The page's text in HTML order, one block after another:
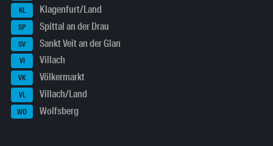
KL Klagenfurt/Land
SP Spittal an der Drau
SV Sankt Veit an der Glan
VI Villach
VK Völkermarkt
VL Villach/Land
WO Wolfsberg